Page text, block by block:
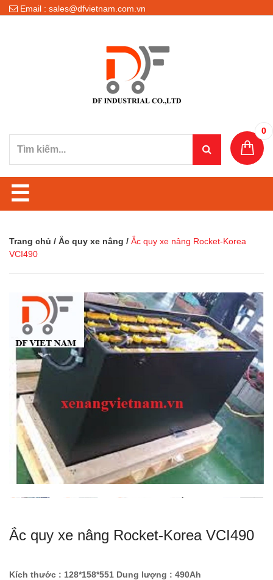
Email : sales@dfvietnam.com.vn
0
☰
Trang chủ / Ắc quy xe nâng / Ắc quy xe nâng Rocket-Korea
VCI490
Ắc quy xe nâng Rocket-Korea VCI490
Kích thước : 128*158*551 Dung lượng : 490Ah